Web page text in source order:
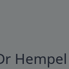
Hempel